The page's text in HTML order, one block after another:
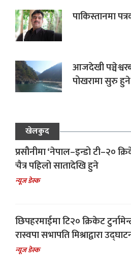
पाकिस्तानमा
आजदेखी
पोखरामा सुरु हुने
खेलकुद
प्रसौनीमा ‘नेपाल–इन्डो टी–२०
चैत्र पहिलो सातादेखि हुने
न्यूज डेस्क
छिपहरमाईमा टि२० क्रिकेट
रास्वपा सभापति मिश्राद्वारा
न्यूज डेस्क